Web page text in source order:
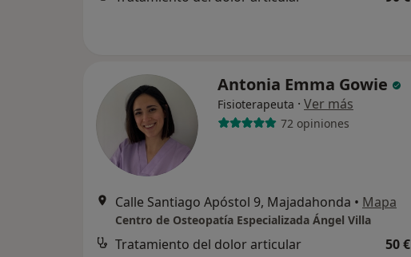
Antonia Emma Gowie
Fisioterapeuta · Ver más
72 opiniones
Calle Santiago Apóstol 9, Majadahonda • Mapa
Centro de Osteopatía Especializada Ángel Villa
Tratamiento del dolor articular 50 €